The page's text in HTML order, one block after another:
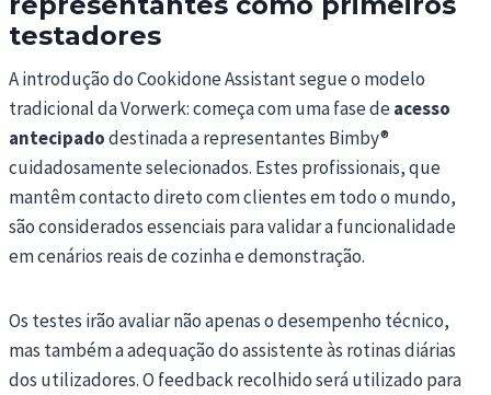
testadores
A introdução do Cookidone Assistant segue o modelo
tradicional da Vorwerk: começa com uma fase deacesso
antecipadodestinada a representantes Bimby®
cuidadosamente selecionados. Estes profissionais, que
mantêm contacto direto com clientes em todo o mundo,
são considerados essenciais para validar a funcionalidade
em cenários reais de cozinha e demonstração.
Os testes irão avaliar não apenas o desempenho técnico,
mas também a adequação do assistente às rotinas diárias
dos utilizadores. O feedback recolhido será utilizado para